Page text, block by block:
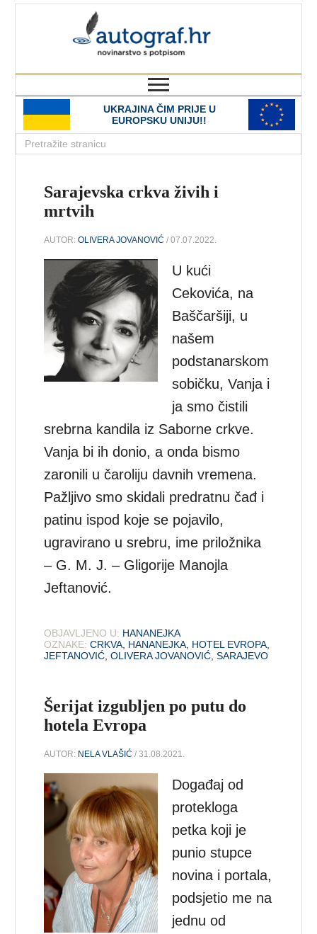
UKRAJINA ČIM PRIJE U
EUROPSKU UNIJU!!
Sarajevska crkva živih i
mrtvih
AUTOR:OLIVERA JOVANOVIĆ / 07.07.2022.
U kući
Cekovića, na
Baščaršiji, u
našem
podstanarskom
sobičku, Vanja i
ja smo čistili
srebrna kandila iz Saborne crkve.
Vanja bi ih donio, a onda bismo
zaronili u čaroliju davnih vremena.
Pažljivo smo skidali predratnu čađ i
patinu ispod koje se pojavilo,
ugravirano u srebru, ime priložnika
– G. M. J. – Gligorije Manojla
Jeftanović.
OBJAVLJENO U: HANANEJKA
OZNAKE: CRKVA HANANEJKA HOTEL EVROPA
JEFTANOVIĆ ,OLIVERA JOVANOVIĆ ,SARAJEVO
Šerijat izgubljen po putu do
hotela Evropa
AUTOR: NELA VLAŠIĆ / 31.08.2021.
Događaj od
protekloga
petka koji je
punio stupce
novina i portala,
podsjetio me na
jednu od